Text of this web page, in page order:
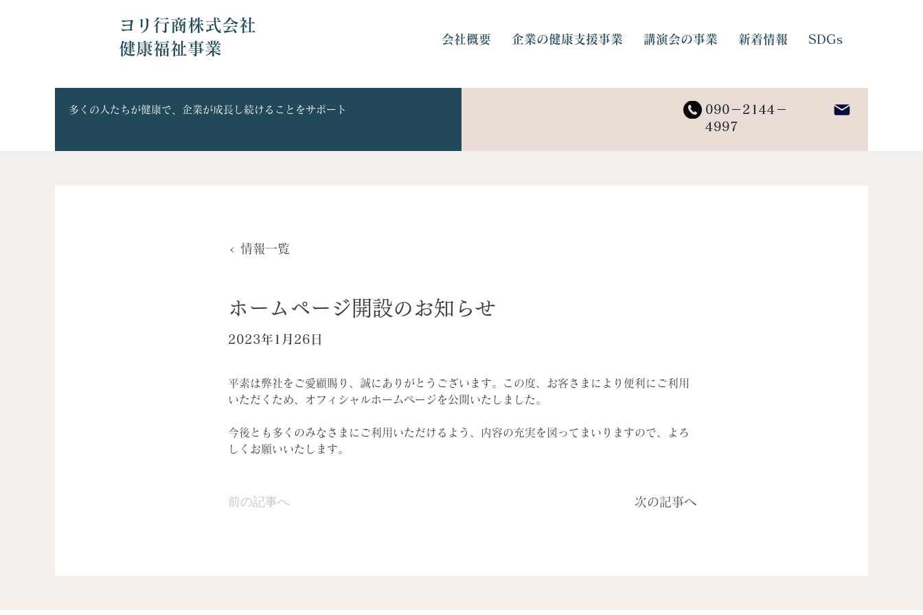
ヨリ行商株式会社
健康福祉事業
会社概要 企業の健康支援事業 講演会の事業 新着情報 SDGs
多くの人たちが健康で、企業が成長し続けることをサポート
090－2144－
4997
< 情報一覧
ホームページ開設のお知らせ
2023年1月26日
平素は弊社をご愛顧賜り、誠にありがとうございます。この度、お客さまにより便利にご利用
いただくため、オフィシャルホームページを公開いたしました。
今後とも多くのみなさまにご利用いただけるよう、内容の充実を図ってまいりますので、よろ
しくお願いいたします。
前の記事へ 次の記事へ